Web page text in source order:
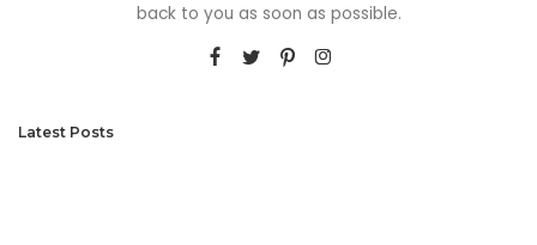
back to you as soon as possible.
Latest Posts